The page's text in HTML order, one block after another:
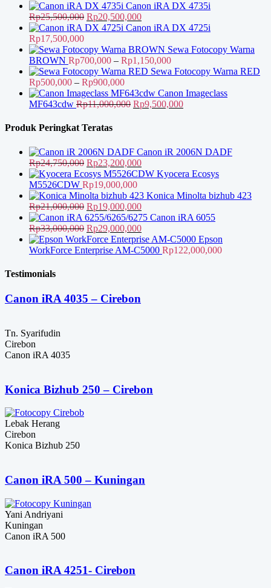
Canon iRA DX 4735i
Rp25,500,000 Harga
aslinya
Rp25,500,000.
Rp20,500,000Harga
saat
adalah:
Rp20,500,000.
Canon iRA DX 4725i
Rp17,500,000
Sewa Fotocopy Warna
BROWN Rp700,000 – Rp1,150,000Rentang
harga:
hingga
Rp1,150,000
Sewa Fotocopy Warna RED
Rp500,000 – Rp900,000Rentang
harga:
Rp500,000
Canon Imageclass
MF643cdw Rp11,000,000 Harga
Rp9,500,000Harga
Rp9,500,000.
Produk Peringkat Teratas
Canon iR 2006N DADF
Rp24,750,000 Harga
aslinya
adalah:
Rp24,750,000.
Rp23,200,000Harga
saat
adalah:
Rp23,200,000.
Kyocera Ecosys
M5526CDW Rp19,000,000
Konica Minolta bizhub 423
Rp21,000,000 Harga
aslinya
adalah:
Rp21,000,000.
Rp19,000,000Harga
saat
ini
adalah:
Rp19,000,000.
Canon iRA 6055
Rp33,000,000 Harga
aslinya
adalah:
Rp29,000,000Harga
saat
ini
Epson
WorkForce Enterprise AM-C5000 Rp122,000,000
Testimonials
Canon iRA 4035 – Cirebon
Tn. Syarifudin
Cirebon
Canon iRA 4035
Konica Bizhub 250 – Cirebon
Lebak Herang
Cirebon
Konica Bizhub 250
Canon iRA 500 – Kuningan
Yani Andriyani
Kuningan
Canon iRA 500
Canon iRA 4251- Cirebon